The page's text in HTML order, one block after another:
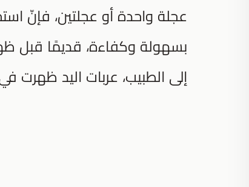
عجلة واحدة أو عجلتين، فإنّ
بسهولة وكفاءة، قديمًا قبل
إلى الطبيب، عربات اليد ظهرت